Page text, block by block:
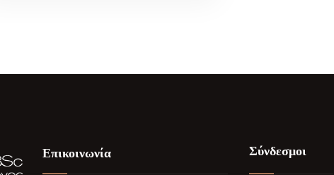
Επικοινωνία Σύνδεσμοι